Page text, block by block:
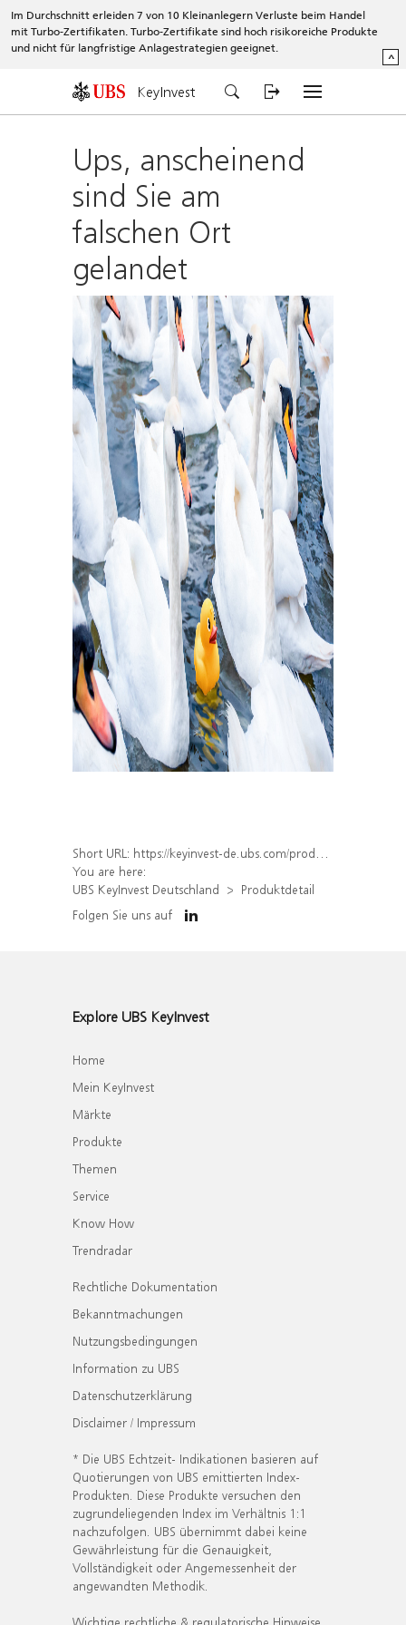
Im Durchschnitt erleiden 7 von 10 Kleinanlegern Verluste beim Handel
mit Turbo-Zertifikaten. Turbo-Zertifikate sind hoch risikoreiche Produkte
und nicht für langfristige Anlagestrategien geeignet.
^
KeyInvest
Ups, anscheinend
sind Sie am
falschen Ort
gelandet
Short URL: https://keyinvest-de.ubs.com/produkt/detail/index/isin/DE000WA7GFS4
You are here:
UBS KeyInvest Deutschland
Produktdetail
Folgen Sie uns auf
Explore UBS KeyInvest
Home
Mein KeyInvest
Märkte
Produkte
Themen
Service
Know How
Trendradar
Rechtliche Dokumentation
Bekanntmachungen
Nutzungsbedingungen
Information zu UBS
Datenschutzerklärung
Disclaimer / Impressum
* Die UBS Echtzeit- Indikationen basieren auf
Quotierungen von UBS emittierten Index-
Produkten. Diese Produkte versuchen den
zugrundeliegenden Index im Verhältnis 1:1
nachzufolgen. UBS übernimmt dabei keine
Gewährleistung für die Genauigkeit,
Vollständigkeit oder Angemessenheit der
angewandten Methodik.